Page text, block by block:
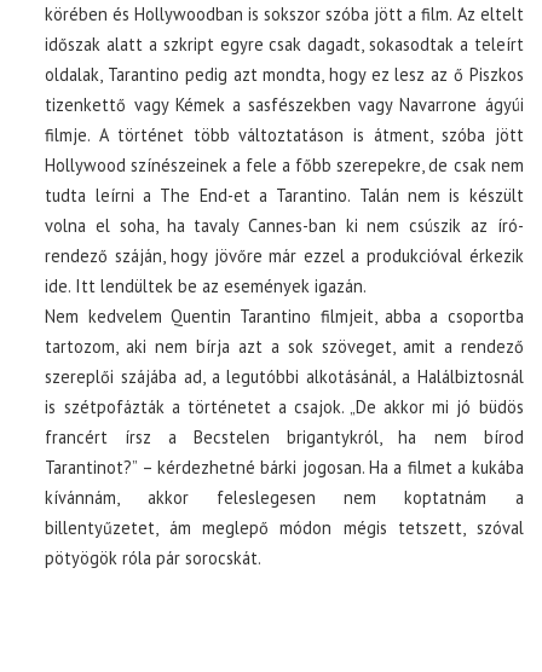
körében és Hollywoodban is sokszor szóba jött a film. Az eltelt
időszak alatt a szkript egyre csak dagadt, sokasodtak a teleírt
oldalak, Tarantino pedig azt mondta, hogy ez lesz az ő Piszkos
tizenkettő vagy Kémek a sasfészekben vagy Navarrone ágyúi
filmje. A történet több változtatáson is átment, szóba jött
Hollywood színészeinek a fele a főbb szerepekre, de csak nem
tudta leírni a The End-et a Tarantino. Talán nem is készült
volna el soha, ha tavaly Cannes-ban ki nem csúszik az író-
rendező száján, hogy jövőre már ezzel a produkcióval érkezik
ide. Itt lendültek be az események igazán.
Nem kedvelem Quentin Tarantino filmjeit, abba a csoportba
tartozom, aki nem bírja azt a sok szöveget, amit a rendező
szereplői szájába ad, a legutóbbi alkotásánál, a Halálbiztosnál
is szétpofázták a történetet a csajok. „De akkor mi jó büdös
francért írsz a Becstelen brigantykról, ha nem bírod
Tarantinot?” – kérdezhetné bárki jogosan. Ha a filmet a kukába
kívánnám, akkor feleslegesen nem koptatnám a
billentyűzetet, ám meglepő módon mégis tetszett, szóval
pötyögök róla pár sorocskát.